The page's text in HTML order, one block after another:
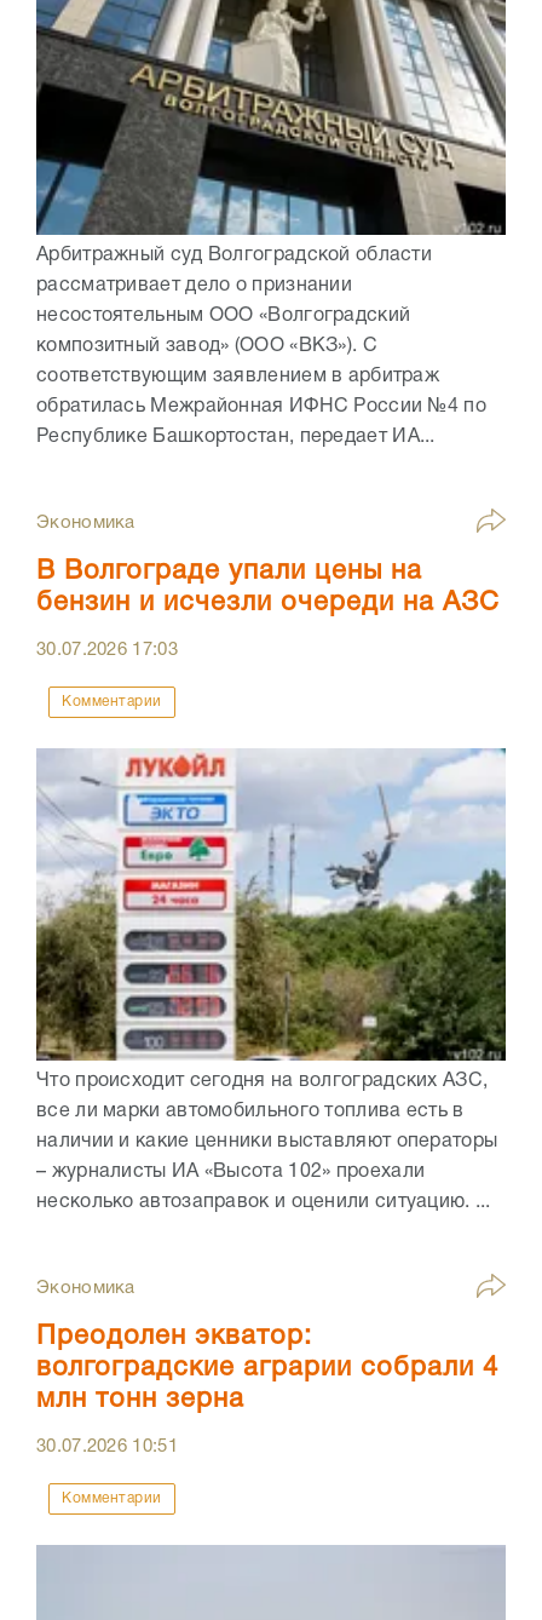
Арбитражный суд Волгоградской области
рассматривает дело о признании
несостоятельным ООО «Волгоградский
композитный завод» (ООО «ВКЗ»). С
соответствующим заявлением в арбитраж
обратилась Межрайонная ИФНС России №4 по
Республике Башкортостан, передает ИА...
Экономика
В Волгограде упали цены на
бензин и исчезли очереди на АЗС
30.07.2026 17:03
Комментарии
Что происходит сегодня на волгоградских АЗС,
все ли марки автомобильного топлива есть в
наличии и какие ценники выставляют операторы
– журналисты ИА «Высота 102» проехали
несколько автозаправок и оценили ситуацию. ...
Экономика
Преодолен экватор:
волгоградские аграрии собрали 4
млн тонн зерна
30.07.2026 10:51
Комментарии